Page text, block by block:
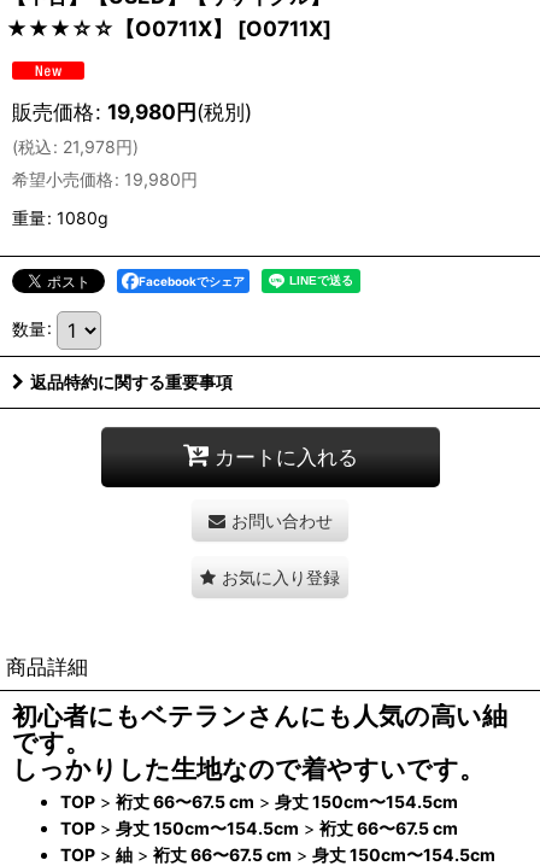
★★★☆☆【O0711X】
[O0711X]
販売価格: 19,980円(税別)
(税込: 21,978円)
希望小売価格: 19,980円
重量: 1080g
Facebookでシェア
数量:
返品特約に関する重要事項
カートに入れる
お問い合わせ
お気に入り登録
商品詳細
初心者にもベテランさんにも人気の高い紬
です。
しっかりした生地なので着やすいです。
TOP > 裄丈 66〜67.5 cm > 身丈 150cm〜154.5cm
TOP > 身丈 150cm〜154.5cm > 裄丈 66〜67.5 cm
TOP > 紬 > 裄丈 66〜67.5 cm > 身丈 150cm〜154.5cm